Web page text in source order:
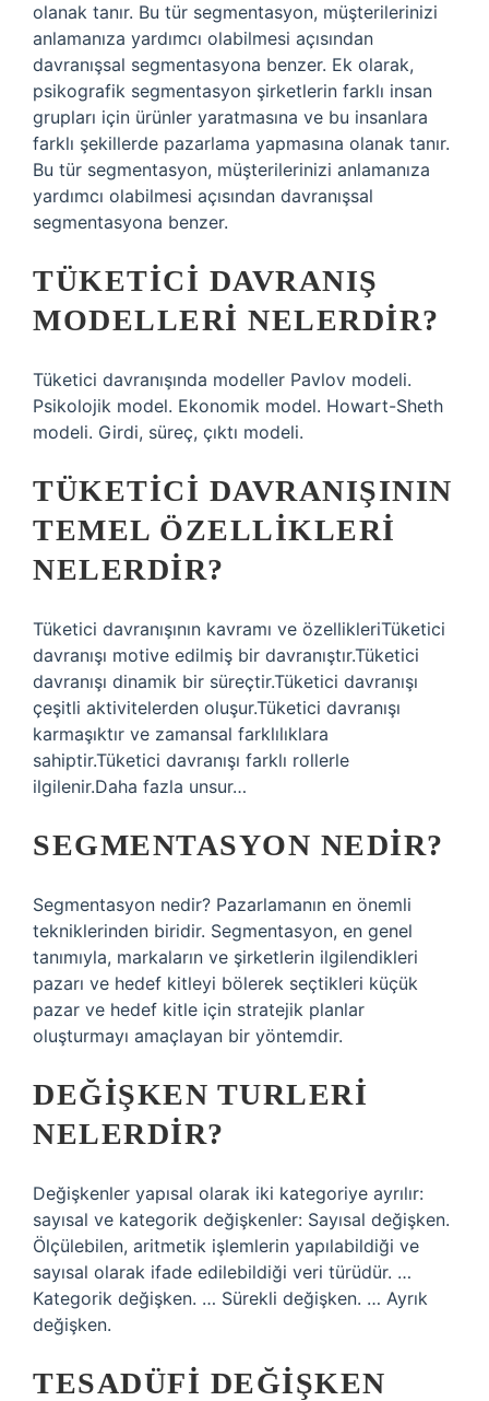
olanak tanır. Bu tür segmentasyon, müşterilerinizi
anlamanıza yardımcı olabilmesi açısından
davranışsal segmentasyona benzer. Ek olarak,
psikografik segmentasyon şirketlerin farklı insan
grupları için ürünler yaratmasına ve bu insanlara
farklı şekillerde pazarlama yapmasına olanak tanır.
Bu tür segmentasyon, müşterilerinizi anlamanıza
yardımcı olabilmesi açısından davranışsal
segmentasyona benzer.
TÜKETICI DAVRANIŞ
MODELLERI NELERDIR?
Tüketici davranışında modeller Pavlov modeli.
Psikolojik model. Ekonomik model. Howart-Sheth
modeli. Girdi, süreç, çıktı modeli.
TÜKETICI DAVRANIŞININ
TEMEL ÖZELLIKLERI
NELERDIR?
Tüketici davranışının kavramı ve özellikleriTüketici
davranışı motive edilmiş bir davranıştır.Tüketici
davranışı dinamik bir süreçtir.Tüketici davranışı
çeşitli aktivitelerden oluşur.Tüketici davranışı
karmaşıktır ve zamansal farklılıklara
sahiptir.Tüketici davranışı farklı rollerle
ilgilenir.Daha fazla unsur…
SEGMENTASYON NEDIR?
Segmentasyon nedir? Pazarlamanın en önemli
tekniklerinden biridir. Segmentasyon, en genel
tanımıyla, markaların ve şirketlerin ilgilendikleri
pazarı ve hedef kitleyi bölerek seçtikleri küçük
pazar ve hedef kitle için stratejik planlar
oluşturmayı amaçlayan bir yöntemdir.
DEĞIŞKEN TURLERI
NELERDIR?
Değişkenler yapısal olarak iki kategoriye ayrılır:
sayısal ve kategorik değişkenler: Sayısal değişken.
Ölçülebilen, aritmetik işlemlerin yapılabildiği ve
sayısal olarak ifade edilebildiği veri türüdür. …
Kategorik değişken. … Sürekli değişken. … Ayrık
değişken.
TESADÜFI DEĞIŞKEN